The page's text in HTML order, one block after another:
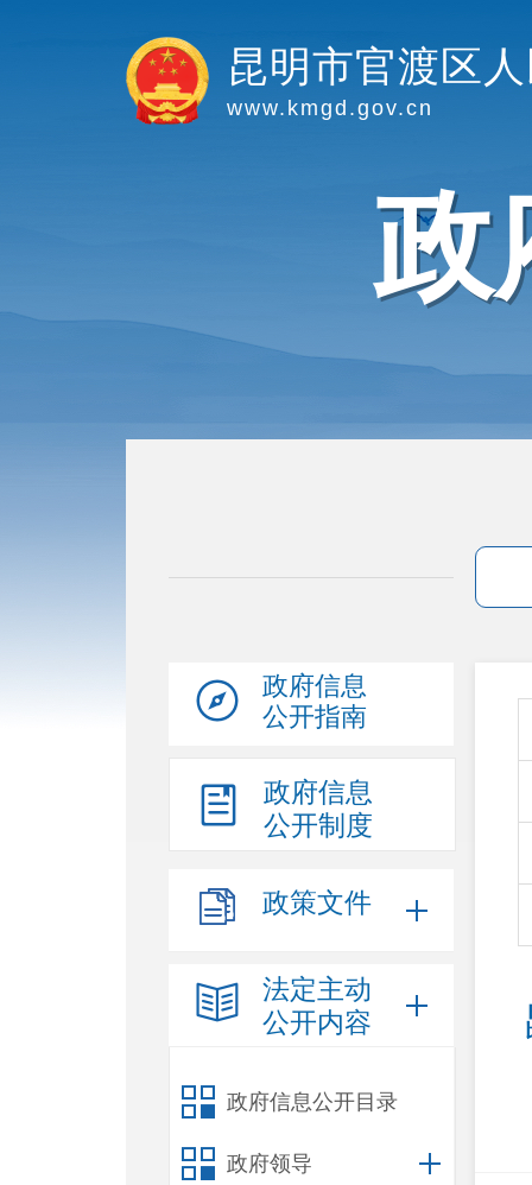
昆明市官渡区
www.kmgd.gov.cn
政
政府信息
公开指南
政府信息
公开制度
政策文件
法定主动
公开内容
政府信息公开目录
政府领导